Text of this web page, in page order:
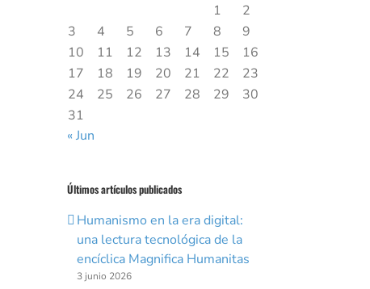
1
2
3
4 5 6 7 8
9
10
11 12 13 14 15
16
17
18 19 20 21 22
23
24
25 26 27 28 29
30
31
« Jun
Últimos artículos publicados
Humanismo en la era digital:
una lectura tecnológica de la
encíclica Magnifica Humanitas
3 junio 2026